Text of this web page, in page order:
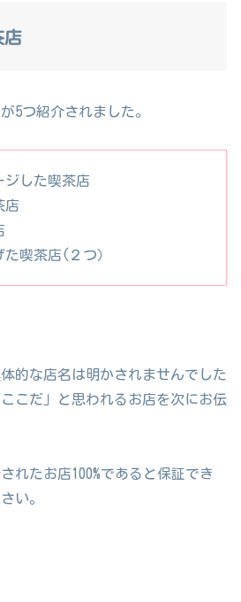
店
5つ紹介されました。
ジした喫茶店
店
た喫茶店(２つ）
的な店名は明かされませんでした
こだ」と思われるお店を次にお伝
れたお店100%であると保証でき
い。